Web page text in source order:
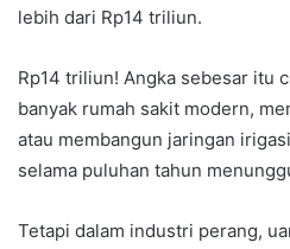
lebih dari Rp14 triliun.
Rp14 triliun! Angka sebesar itu
banyak rumah sakit modern,
atau membangun jaringan
selama puluhan tahun
Tetapi dalam industri perang,